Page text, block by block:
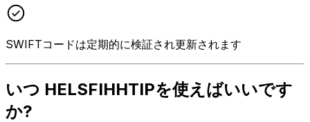
SWIFTコードは定期的に検証され更新されます
いつ HELSFIHHTIPを使えばいいです
か?